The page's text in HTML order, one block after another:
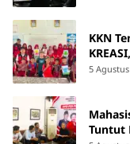
KKN
SDN
5
Tuntut